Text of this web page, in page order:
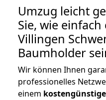
Umzug leicht
Sie, wie
Villingen
Baumholder
Wir können Ihnen
professionelles
einem